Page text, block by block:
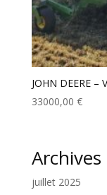
JOHN DEERE –
33000,00 €
Archives
juillet 2025